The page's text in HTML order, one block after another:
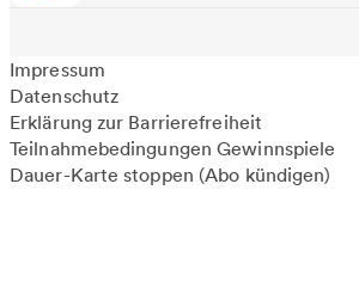
Impressum
Datenschutz
Erklärung zur Barrierefreiheit
Teilnahmebedingungen Gewinnspiele
Dauer-Karte stoppen (Abo kündigen)